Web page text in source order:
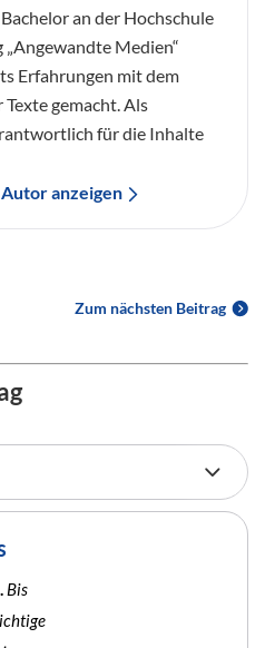
an der Hochschule
Medien“
Erfahrungen mit dem
gemacht. Als
für die Inhalte
anzeigen
Zum nächsten Beitrag
Bis